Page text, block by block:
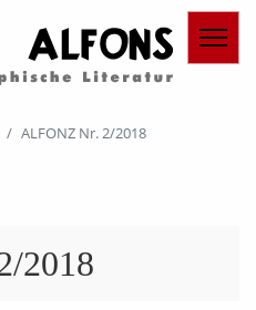
ALFONZ Nr. 2/2018
2018